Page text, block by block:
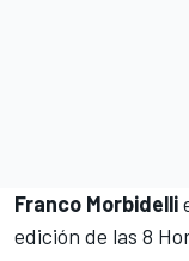
Franco Morbidelli
edición de las 8